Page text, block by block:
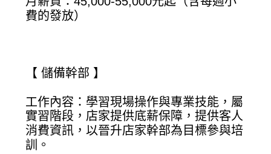
費的發放）
【 儲備幹部 】
工作內容：學習現場操作與專業技能，屬
實習階段，店家提供底薪保障，提供客人
消費資訊，以晉升店家幹部為目標參與培
訓。